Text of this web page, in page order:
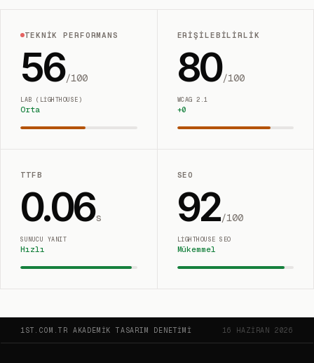
TEKNIK PERFORMANS
56/100
LAB (LIGHTHOUSE)
Orta
ERIŞILEBILIRLIK
80/100
WCAG 2.1
+0
TTFB
0.06s
SUNUCU YANIT
Hızlı
SEO
92/100
LIGHTHOUSE SEO
Mükemmel
1ST.COM.TR AKADEMIK TASARIM DENETIMI 16 HAZIRAN 2026